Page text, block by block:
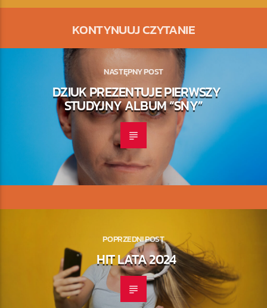
KONTYNUUJ CZYTANIE
NASTĘPNY POST
DZIUK PREZENTUJE PIERWSZY
STUDYJNY ALBUM “SNY”
POPRZEDNI POST
HIT LATA 2024